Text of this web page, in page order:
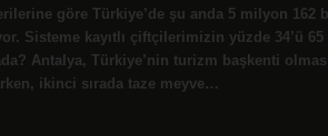
göre Türkiye’de şu anda 5 milyon 162
Sisteme kayıtlı çiftçilerimizin yüzde 34’ü 65
Antalya, Türkiye’nin turizm başkenti
ikinci sırada taze meyve…